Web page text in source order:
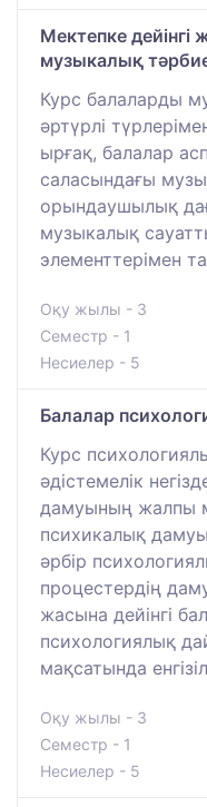
Мектепке
музыкалық
Курс балаларды
әртүрлі
ырғақ, балалар
саласындағы
орындаушылық
музыкалық
элементтерімен
Оқу жылы - 3
Семестр - 1
Несиелер - 5
Балалар
Курс
әдістемелік
дамуының жалпы
психикалық
әрбір
процестердің
жасына дейінгі
психологиялық
мақсатында
Оқу жылы - 3
Семестр - 1
Несиелер - 5